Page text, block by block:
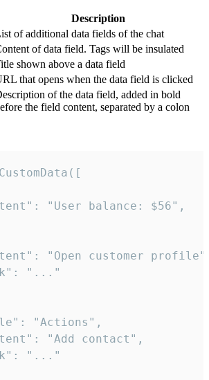
Description
of additional data fields of the chat
of data field. Tags will be insulated
shown above a data field
that opens when the data field is clicked
of the data field, added in bold
the field content, separated by a colon
"User balance: $56",
"Open customer
"..."
"Actions",
"Add contact",
"..."